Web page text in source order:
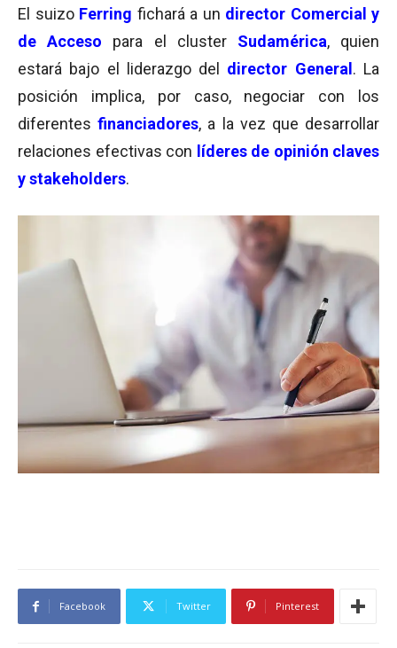
El suizo Ferring fichará a un director Comercial y
de Acceso
para el cluster Sudamérica, quien
estará bajo el liderazgo del director General . La
posición implica, por caso, negociar con los
diferentesfinanciadores, a la vez que desarrollar
relaciones efectivas con líderes de opinión claves
y stakeholders.
Facebook Twitter Pinterest